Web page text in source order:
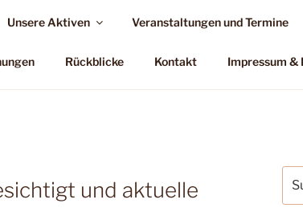
Unsere Aktiven Veranstaltungen und Termine
Rückblicke Kontakt Impressum &
und aktuelle